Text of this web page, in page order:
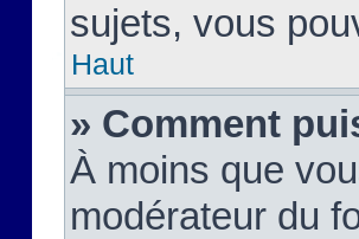
sujets, vous
Haut
» Comment
À moins que
modérateur du